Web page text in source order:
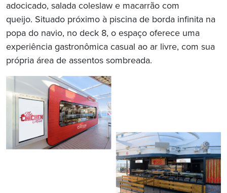
adocicado, salada coleslaw e macarrão com
queijo. Situado próximo à piscina de borda infinita na
popa do navio, no deck 8, o espaço oferece uma
experiência gastronômica casual ao ar livre, com sua
própria área de assentos sombreada.